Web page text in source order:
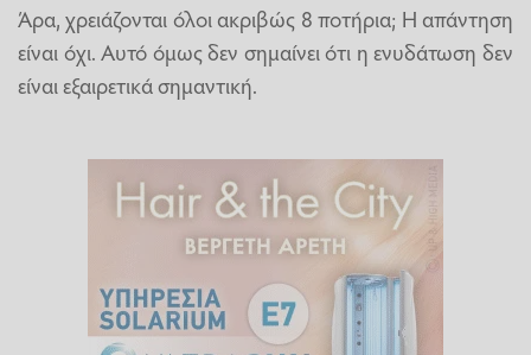
Άρα, χρειάζονται όλοι ακριβώς 8 ποτήρια; Η απάντηση
είναι όχι. Αυτό όμως δεν σημαίνει ότι η ενυδάτωση δεν
είναι εξαιρετικά σημαντική.